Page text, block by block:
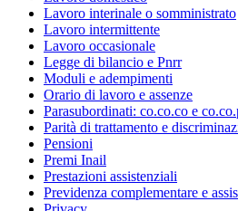
Lavoro interinale o somministrato
Lavoro intermittente
Lavoro occasionale
Legge di bilancio e Pnrr
Moduli e adempimenti
Orario di lavoro e assenze
Parasubordinati: co.co.co e
Parità di trattamento e
Pensioni
Premi Inail
Prestazioni assistenziali
Previdenza complementare e